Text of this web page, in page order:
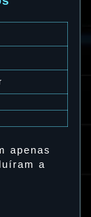
apenas
a